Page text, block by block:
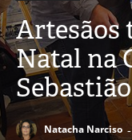
Artesãos
Natal na
Sebastião
Natacha Narciso -